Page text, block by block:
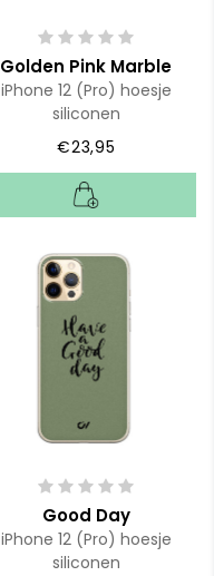
Golden Pink Marble
iPhone 12 (Pro) hoesje
siliconen
€23,95
Good Day
iPhone 12 (Pro) hoesje
siliconen